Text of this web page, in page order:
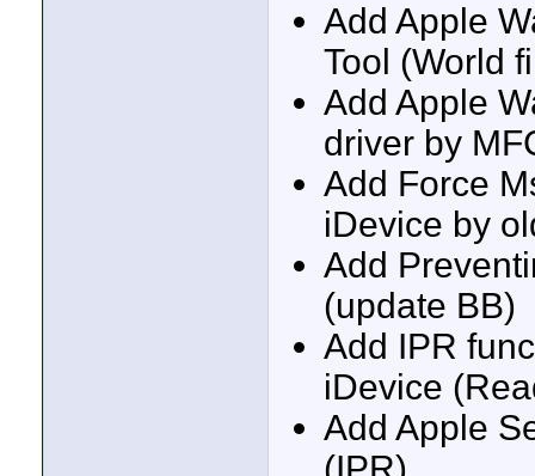
Add Apple
Tool (World
Add Apple
driver by
Add Force
iDevice by
Add
(update BB)
Add IPR
iDevice
Add Apple